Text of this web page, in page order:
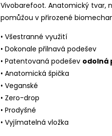
Vivobarefoot. Anatomický tvar,
pomůžou v přirozené
• Všestranné využití
• Dokonale přilnavá podešev
• Patentovaná podešev odolná
• Anatomická špička
• Veganské
• Zero-drop
• Prodyšné
• Vyjímatelná vložka